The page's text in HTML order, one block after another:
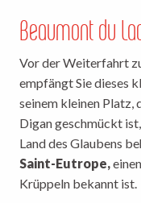
Beaumont du
Vor der Weiterfahrt
empfängt Sie dieses
seinem kleinen Platz,
Digan geschmückt
Land des Glaubens
Saint-Eutrope,
Krüppeln bekannt ist.